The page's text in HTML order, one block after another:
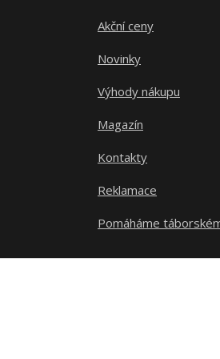
Akční ceny
Novinky
Výhody nákupu
Magazín
Kontakty
Reklamace
Pomáháme